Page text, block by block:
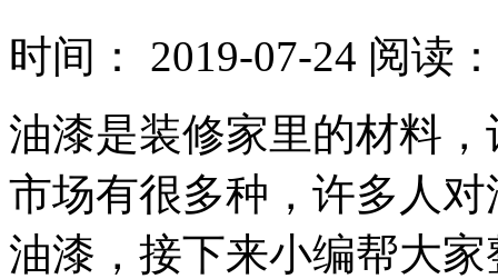
时间： 2019-07-24 阅读
油漆是装修家里的材料
市场有很多种，许多人
油漆，接下来小编帮大